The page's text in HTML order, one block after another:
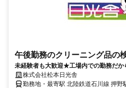
午後勤務のクリーニング品の
未経験者も大歓迎★工場内での勤務だか
株式会社松本日光舎
勤務地・最寄駅 北陸鉄道石川線 押野